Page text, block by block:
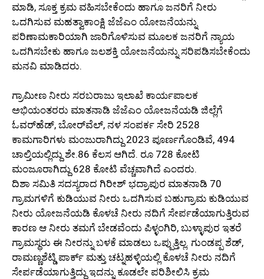
ಮಾಡಿ, ಸೂಕ್ತ ಕ್ರಮ ವಹಿಸಬೇಕೆಂದು ಹಾಗೂ ಜನರಿಗೆ ನೀರು
ಒದಗಿಸುವ ಮಹತ್ವಾಕಾಂಕ್ಷಿ ಜೆಜೆಎಂ ಯೋಜನೆಯನ್ನು
ಪರಿಣಾಮಕಾರಿಯಾಗಿ ಜಾರಿಗೊಳಿಸುವ ಮೂಲಕ ಜನರಿಗೆ ನ್ಯಾಯ
ಒದಗಿಸಬೇಕು ಹಾಗೂ ಜಲಶಕ್ತಿ ಯೋಜನೆಯನ್ನು ಸರಿಪಡಿಸಬೇಕೆಂದು
ಮನವಿ ಮಾಡಿದರು.
ಗ್ರಾಮೀಣ ನೀರು ಸರಬರಾಜು ಇಲಾಖೆ ಕಾರ್ಯಪಾಲಕ
ಅಭಿಯಂತರರು ಮಾತನಾಡಿ ಜೆಜೆಎಂ ಯೋಜನೆಯಡಿ ಜಿಲ್ಲೆಗೆ
ಓವರ್‌ಹೆಡ್, ಬೋರ್‌ವೆಲ್, ನಳ ಸಂಪರ್ಕ ಸೇರಿ 2528
ಕಾಮಗಾರಿಗಳು ಮಂಜುರಾಗಿದ್ದು 2023 ಪೂರ್ಣಗೊಂಡಿವೆ, 494
ಚಾಲ್ತಿಯಲ್ಲಿದ್ದು ಶೇ.86 ಕೆಲಸ ಆಗಿದೆ. ರೂ 728 ಕೋಟಿ
ಮಂಜೂರಾಗಿದ್ದು 628 ಕೋಟಿ ವೆಚ್ಚವಾಗಿದೆ ಎಂದರು.
ದಿಶಾ ಸಮಿತಿ ಸದಸ್ಯರಾದ ಗಿರೀಶ್ ಭದ್ರಾಪುರ ಮಾತನಾಡಿ 70
ಗ್ರಾಮಗಳಿಗೆ ಕುಡಿಯುವ ನೀರು ಒದಗಿಸುವ ಬಹುಗ್ರಾಮ ಕುಡಿಯುವ
ನೀರು ಯೋಜನೆಯಡಿ ಕೊಳಚೆ ನೀರು ನದಿಗೆ ಸೇರ್ಪಡೆಯಾಗುತ್ತಿರುವ
ಕಾರಣ ಆ ನೀರು ತಮಗೆ ಬೇಡವೆಂದು ಪಿಳ್ಳಂಗಿರಿ, ಬುಳ್ಳಾಪುರ ಇತರೆ
ಗ್ರಾಮಸ್ಥರು ಈ ನೀರನ್ನು ಬಳಕೆ ಮಾಡಲು ಒಪ್ಪುತ್ತಿಲ್ಲ. ಗುಂಡಪ್ಪ ಶೆಡ್,
ರಾಮಣ್ಣಶೆಟ್ಡಿ ಪಾರ್ಕ್ ಮತ್ತು ಚಟ್ನಹಳ್ಳಿಯಲ್ಲಿ ಕೊಳಚೆ ನೀರು ನದಿಗೆ
ಸೇರ್ಪಡೆಯಾಗುತ್ತಿದ್ದು ಇದನ್ನು ಕೂಡಲೇ ಪರಿಶೀಲಿಸಿ ಕ್ರಮ